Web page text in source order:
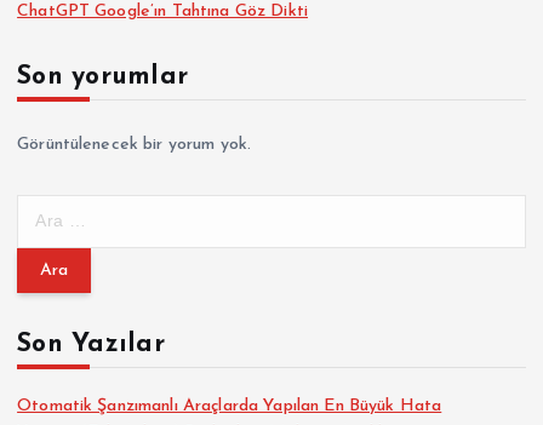
ChatGPT Google’ın Tahtına Göz Dikti
Son yorumlar
Görüntülenecek bir yorum yok.
m
:Son Yazılar
Otomatik Şanzımanlı Araçlarda Yapılan En Büyük Hata